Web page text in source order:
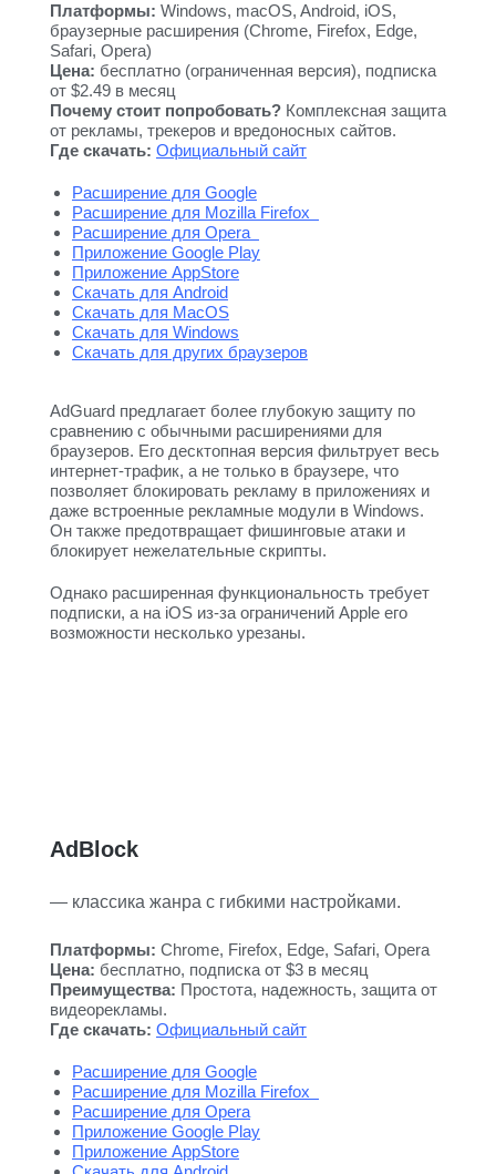
Платформы: Windows, macOS, Android, iOS,
браузерные расширения (Chrome, Firefox, Edge,
Safari, Opera)
Цена: бесплатно (ограниченная версия), подписка
от $2.49 в месяц
Почему стоит попробовать? Комплексная защита
от рекламы, трекеров и вредоносных сайтов.
Где скачать: Официальный сайт
Расширение для Google
Расширение для Mozilla Firefox
Расширение для Opera
Приложение Google Play
Приложение AppStore
Скачать для Android
Скачать для MacOS
Скачать для Windows
Скачать для других браузеров
AdGuard предлагает более глубокую защиту по
сравнению с обычными расширениями для
браузеров. Его десктопная версия фильтрует весь
интернет-трафик, а не только в браузере, что
позволяет блокировать рекламу в приложениях и
даже встроенные рекламные модули в Windows.
Он также предотвращает фишинговые атаки и
блокирует нежелательные скрипты.
Однако расширенная функциональность требует
подписки, а на iOS из-за ограничений Apple его
возможности несколько урезаны.
AdBlock
— классика жанра с гибкими настройками.
Платформы: Chrome, Firefox, Edge, Safari, Opera
Цена: бесплатно, подписка от $3 в месяц
Преимущества: Простота, надежность, защита от
видеорекламы.
Где скачать: Официальный сайт
Расширение для Google
Расширение для Mozilla Firefox
Расширение для Opera
Приложение Google Play
Приложение AppStore